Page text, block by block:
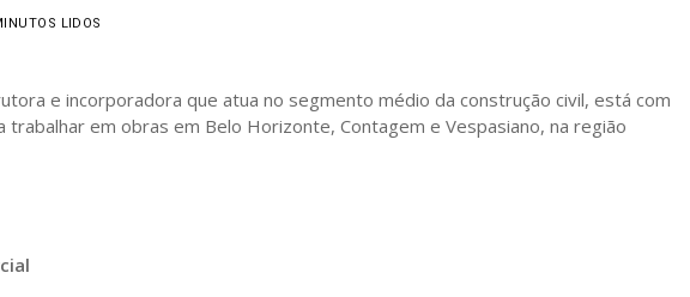
LIDOS
e incorporadora que atua no segmento médio da construção civil, está com
trabalhar em obras em Belo Horizonte, Contagem e Vespasiano, na região